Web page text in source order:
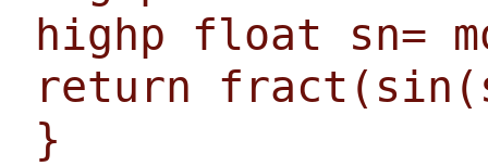
highp float sn=
return
}